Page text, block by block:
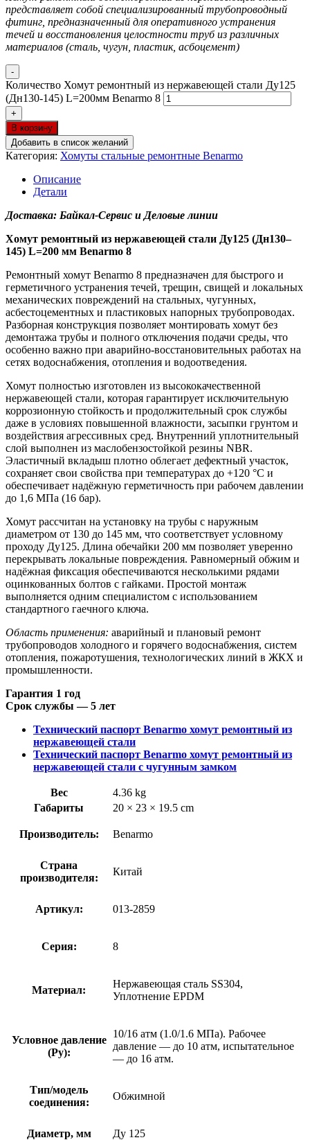
представляет собой специализированный трубопроводный
фитинг, предназначенный для оперативного устранения
течей и восстановления целостности труб из различных
материалов (сталь, чугун, пластик, асбоцемент)
-
Количество Хомут ремонтный из нержавеющей стали Ду125
(Дн130-145) L=200мм Benarmo 8
+
В корзину
Добавить в список желаний
Категория: Хомуты стальные ремонтные Benarmo
Описание
Детали
Доставка: Байкал-Сервис и Деловые линии
Хомут ремонтный из нержавеющей стали Ду125 (Дн130–
145) L=200 мм Benarmo 8
Ремонтный хомут Benarmo 8 предназначен для быстрого и
герметичного устранения течей, трещин, свищей и локальных
механических повреждений на стальных, чугунных,
асбестоцементных и пластиковых напорных трубопроводах.
Разборная конструкция позволяет монтировать хомут без
демонтажа трубы и полного отключения подачи среды, что
особенно важно при аварийно-восстановительных работах на
сетях водоснабжения, отопления и водоотведения.
Хомут полностью изготовлен из высококачественной
нержавеющей стали, которая гарантирует исключительную
коррозионную стойкость и продолжительный срок службы
даже в условиях повышенной влажности, засыпки грунтом и
воздействия агрессивных сред. Внутренний уплотнительный
слой выполнен из маслобензостойкой резины NBR.
Эластичный вкладыш плотно облегает дефектный участок,
сохраняет свои свойства при температурах до +120 °C и
обеспечивает надёжную герметичность при рабочем давлении
до 1,6 МПа (16 бар).
Хомут рассчитан на установку на трубы с наружным
диаметром от 130 до 145 мм, что соответствует условному
проходу Ду125. Длина обечайки 200 мм позволяет уверенно
перекрывать локальные повреждения. Равномерный обжим и
надёжная фиксация обеспечиваются несколькими рядами
оцинкованных болтов с гайками. Простой монтаж
выполняется одним специалистом с использованием
стандартного гаечного ключа.
Область применения: аварийный и плановый ремонт
трубопроводов холодного и горячего водоснабжения, систем
отопления, пожаротушения, технологических линий в ЖКХ и
промышленности.
Гарантия 1 год
Срок службы — 5 лет
Технический паспорт Benarmo хомут ремонтный из
нержавеющей стали
Технический паспорт Benarmo хомут ремонтный из
нержавеющей стали с чугунным замком
Вес
4.36 kg
Габариты
20 × 23 × 19.5 cm
Производитель: Benarmo
Страна
производителя:
Китай
Артикул: 013-2859
Серия: 8
Материал:
Нержавеющая сталь SS304,
Уплотнение EPDM
Условное давление
(Ру):
10/16 атм (1.0/1.6 МПа). Рабочее
давление — до 10 атм, испытательное
— до 16 атм.
Тип/модель
соединения:
Обжимной
Диаметр, мм Ду 125